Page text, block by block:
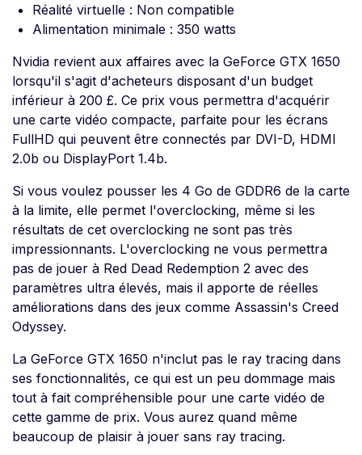
Réalité virtuelle : Non compatible
Alimentation minimale : 350 watts
Nvidia revient aux affaires avec la GeForce GTX 1650
lorsqu'il s'agit d'acheteurs disposant d'un budget
inférieur à 200 £. Ce prix vous permettra d'acquérir
une carte vidéo compacte, parfaite pour les écrans
FullHD qui peuvent être connectés par DVI-D, HDMI
2.0b ou DisplayPort 1.4b.
Si vous voulez pousser les 4 Go de GDDR6 de la carte
à la limite, elle permet l'overclocking, même si les
résultats de cet overclocking ne sont pas très
impressionnants. L'overclocking ne vous permettra
pas de jouer à Red Dead Redemption 2 avec des
paramètres ultra élevés, mais il apporte de réelles
améliorations dans des jeux comme Assassin's Creed
Odyssey.
La GeForce GTX 1650 n'inclut pas le ray tracing dans
ses fonctionnalités, ce qui est un peu dommage mais
tout à fait compréhensible pour une carte vidéo de
cette gamme de prix. Vous aurez quand même
beaucoup de plaisir à jouer sans ray tracing.